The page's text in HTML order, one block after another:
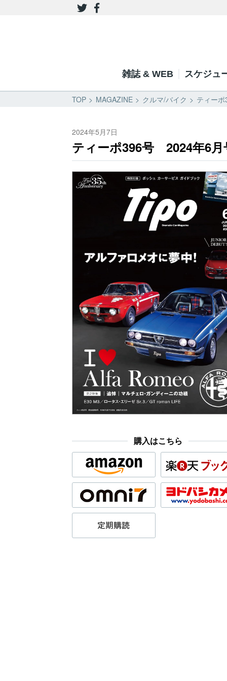
雑誌 & WEB スケジュ
TOP MAGAZINE クルマ/バイク ティー
2024年5月7日
ティーポ396号 2024年6月
購入はこちら